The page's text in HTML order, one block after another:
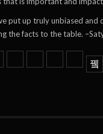
put up truly unbiased and
the facts to the table.